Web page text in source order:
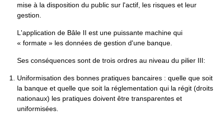
mise à la disposition du public sur l'actif, les risques et leur
gestion.
L'application de Bâle II est une puissante machine qui
« formate » les données de gestion d'une banque.
Ses conséquences sont de trois ordres au niveau du pilier III:
Uniformisation des bonnes pratiques bancaires : quelle que soit
la banque et quelle que soit la réglementation qui la régit (droits
nationaux) les pratiques doivent être transparentes et
uniformisées.